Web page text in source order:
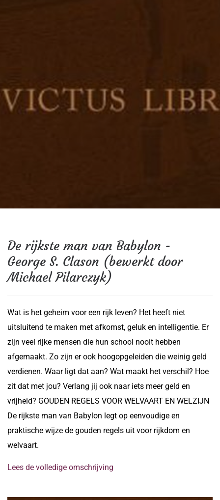
De rijkste man van Babylon -
George S. Clason (bewerkt door
Michael Pilarczyk)
Wat is het geheim voor een rijk leven? Het heeft niet
uitsluitend te maken met afkomst, geluk en intelligentie. Er
zijn veel rijke mensen die hun school nooit hebben
afgemaakt. Zo zijn er ook hoogopgeleiden die weinig geld
verdienen. Waar ligt dat aan? Wat maakt het verschil? Hoe
zit dat met jou? Verlang jij ook naar iets meer geld en
vrijheid? GOUDEN REGELS VOOR WELVAART EN WELZIJN
De rijkste man van Babylon legt op eenvoudige en
praktische wijze de gouden regels uit voor rijkdom en
welvaart.
Lees de volledige omschrijving